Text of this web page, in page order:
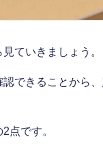
ていきましょう。
できることから
点です。